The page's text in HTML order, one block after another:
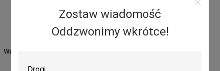
Zostaw wiadomość
Oddzwonimy wkrótce!
Wprowadzenie do systemu pomiaru wstrząsów i jego funkcji